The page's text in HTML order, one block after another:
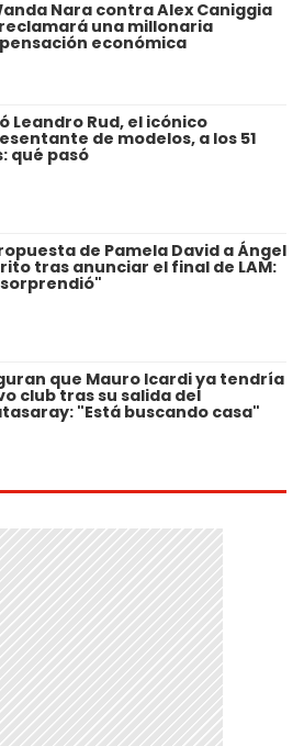
Nara contra Alex Caniggia
una millonaria
económica
Leandro Rud, el icónico
de modelos, a los 51
qué pasó
de Pamela David a Ángel
tras anunciar el final de LAM:
que Mauro Icardi ya tendría
club tras su salida del
"Está buscando casa"